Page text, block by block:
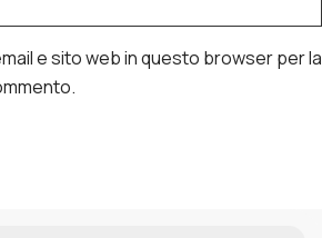
e sito web in questo browser per la